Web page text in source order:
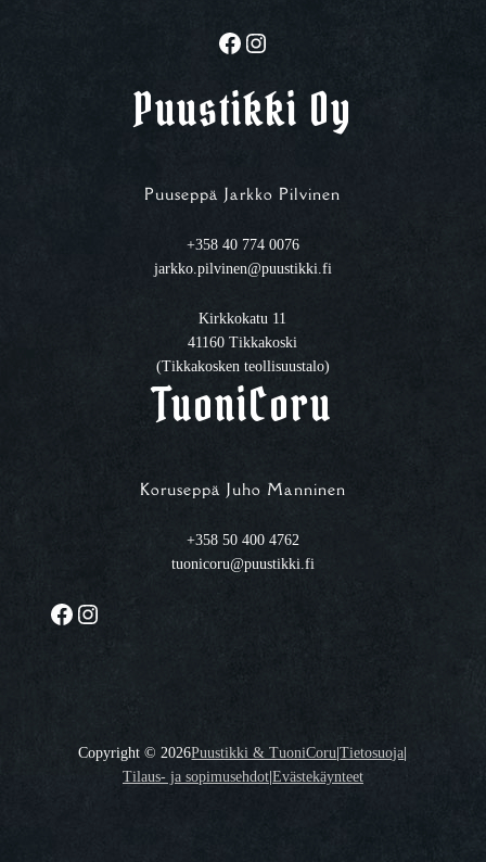
Facebook Instagram
Puustikki Oy
Puuseppä Jarkko Pilvinen
+358 40 774 0076
jarkko.pilvinen@puustikki.fi
Kirkkokatu 11
41160 Tikkakoski
(Tikkakosken teollisuustalo)
TuoniCoru
Koruseppä Juho Manninen
+358 50 400 4762
tuonicoru@puustikki.fi
Facebook Instagram
Copyright © 2026Puustikki & TuoniCoru|Tietosuoja|
Tilaus- ja sopimusehdot|Evästekäynteet